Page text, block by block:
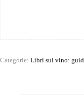
Categorie: Libri sul vino: